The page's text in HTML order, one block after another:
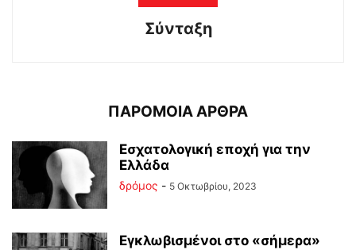
Σύνταξη
ΠΑΡΟΜΟΙΑ ΑΡΘΡΑ
Εσχατολογική εποχή για την
Ελλάδα
δρόμος - 5 Οκτωβρίου, 2023
Εγκλωβισμένοι στο «σήμερα»